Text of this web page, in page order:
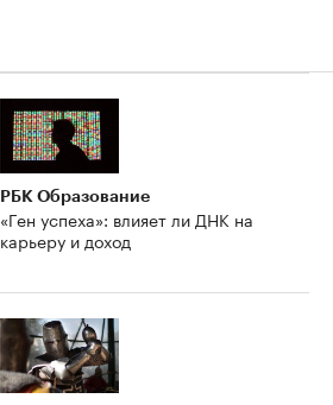
РБК Образование
«Ген успеха»: влияет ли ДНК на
карьеру и доход